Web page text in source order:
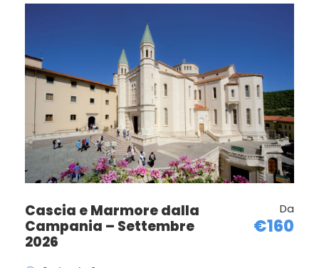
Cascia e Marmore dalla
Campania – Settembre
2026
Da
€160